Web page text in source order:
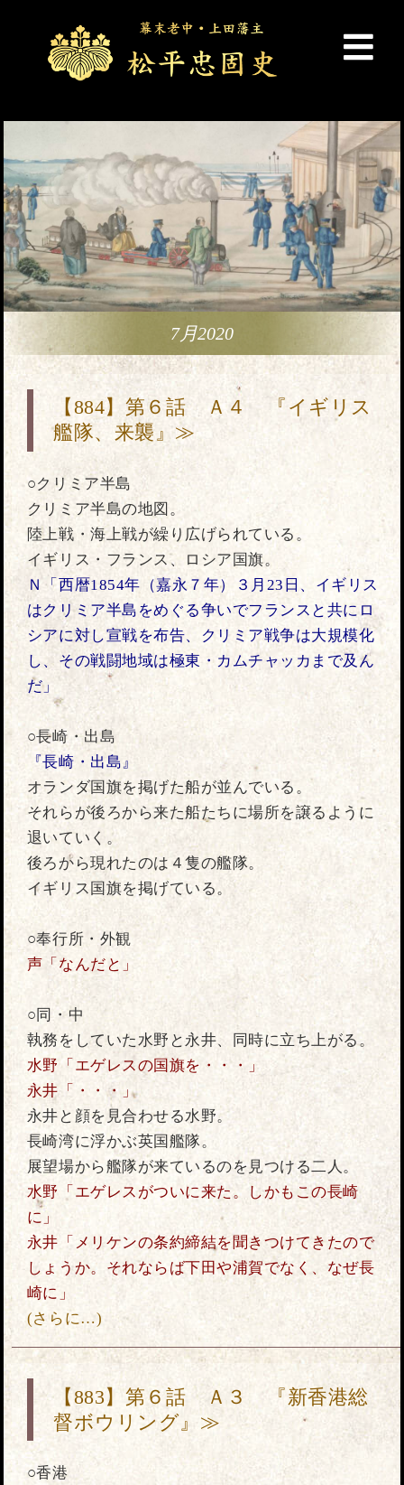
7月2020
【884】第６話 Ａ４ 『イギリス
艦隊、来襲』≫
○クリミア半島
クリミア半島の地図。
陸上戦・海上戦が繰り広げられている。
イギリス・フランス、ロシア国旗。
Ｎ「西暦1854年（嘉永７年）３月23日、イギリス
はクリミア半島をめぐる争いでフランスと共にロ
シアに対し宣戦を布告、クリミア戦争は大規模化
し、その戦闘地域は極東・カムチャッカまで及ん
だ」
○長崎・出島
『長崎・出島』
オランダ国旗を掲げた船が並んでいる。
それらが後ろから来た船たちに場所を譲るように
退いていく。
後ろから現れたのは４隻の艦隊。
イギリス国旗を掲げている。
○奉行所・外観
声「なんだと」
○同・中
執務をしていた水野と永井、同時に立ち上がる。
水野「エゲレスの国旗を・・・」
永井「・・・」
永井と顔を見合わせる水野。
長崎湾に浮かぶ英国艦隊。
展望場から艦隊が来ているのを見つける二人。
水野「エゲレスがついに来た。しかもこの長崎
に」
永井「メリケンの条約締結を聞きつけてきたので
しょうか。それならば下田や浦賀でなく、なぜ長
崎に」
(さらに…)
【883】第６話 Ａ３ 『新香港総
督ボウリング』≫
○香港